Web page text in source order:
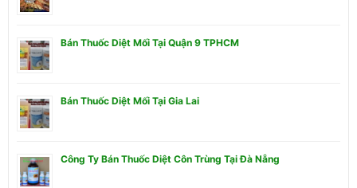
Bán Thuốc Diệt Mối Tại Quận 9 TPHCM
Bán Thuốc Diệt Mối Tại Gia Lai
Công Ty Bán Thuốc Diệt Côn Trùng Tại Đà Nẵng